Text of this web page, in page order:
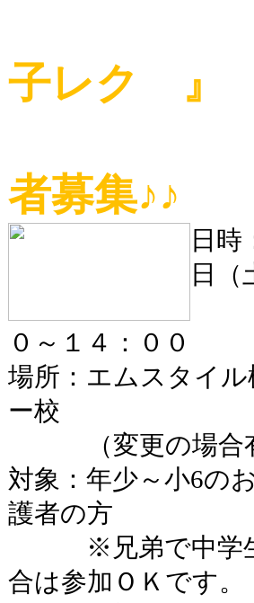
子レク 』
者募集♪♪
日時
日（
０～１４：００
場所：エムスタイル
ー校
（変更の場合
対象：年少～小6の
護者の方
※兄弟で中学生
合は参加ＯＫです。